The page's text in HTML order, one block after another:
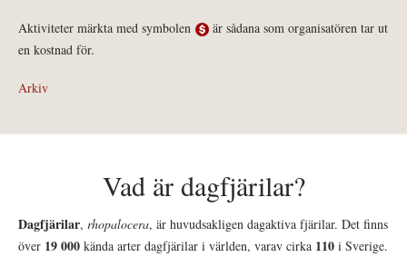
Aktiviteter märkta med symbolen
är sådana som organisatören tar ut
en kostnad för.
Arkiv
Vad är dagfjärilar?
Dagfjärilar, rhopalocera, är huvudsakligen dagaktiva fjärilar. Det finns
över 19 000 kända arter dagfjärilar i världen, varav cirka 110 i Sverige.